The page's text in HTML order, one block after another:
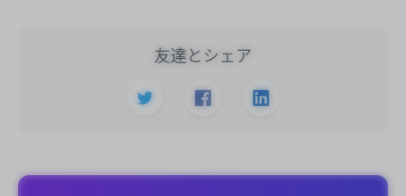
友達とシェア